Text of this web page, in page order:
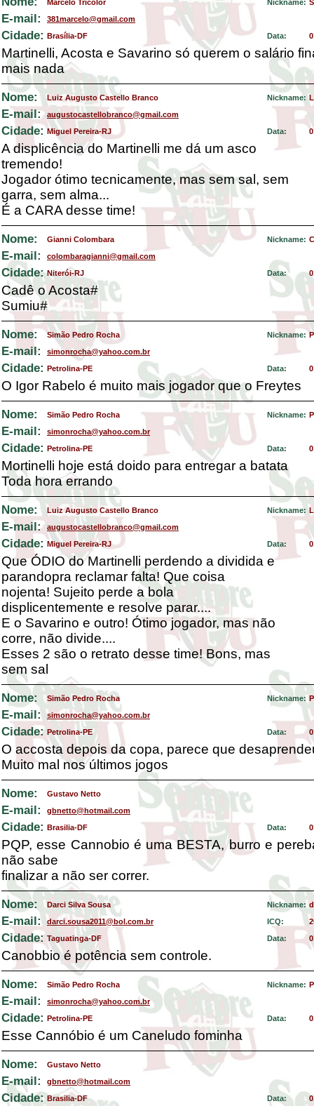
Marcelo Tricolor Nickname:
E-mail: 381marcelo@gmail.com
Cidade: Brasília-DF Data:
Martinelli, Acosta e Savarino só querem o salário
mais nada
Nome: Luiz Augusto Castello Branco Nickname:
E-mail: augustocastellobranco@gmail.com
Cidade: Miguel Pereira-RJ Data:
A displicência do Martinelli me dá um asco
tremendo!
Jogador ótimo tecnicamente, mas sem sal, sem
garra, sem alma...
É a CARA desse time!
Nome: Gianni Colombara Nickname:
E-mail: colombaragianni@gmail.com
Cidade: Niterói-RJ Data:
Cadê o Acosta#
Sumiu#
Nome: Simão Pedro Rocha Nickname:
E-mail: simonrocha@yahoo.com.br
Cidade: Petrolina-PE Data:
O Igor Rabelo é muito mais jogador que o Freytes
Nome: Simão Pedro Rocha Nickname:
E-mail: simonrocha@yahoo.com.br
Cidade: Petrolina-PE Data:
Mortinelli hoje está doido para entregar a batata
Toda hora errando
Nome: Luiz Augusto Castello Branco Nickname:
E-mail: augustocastellobranco@gmail.com
Cidade: Miguel Pereira-RJ Data:
Que ÓDIO do Martinelli perdendo a dividida e
parandopra reclamar falta! Que coisa
nojenta! Sujeito perde a bola
displicentemente e resolve parar....
E o Savarino e outro! Ótimo jogador, mas não
corre, não divide....
Esses 2 são o retrato desse time! Bons, mas
sem sal
Nome: Simão Pedro Rocha Nickname:
E-mail: simonrocha@yahoo.com.br
Cidade: Petrolina-PE Data:
O accosta depois da copa, parece que
Muito mal nos últimos jogos
Nome: Gustavo Netto
E-mail: gbnetto@hotmail.com
Cidade: Brasilia-DF Data:
PQP, esse Cannobio é uma BESTA, burro e
não sabe
finalizar a não ser correr.
Nome: Darci Silva Sousa Nickname:
E-mail: darci.sousa2011@bol.com.br ICQ:
Cidade: Taguatinga-DF Data:
Canobbio é potência sem controle.
Nome: Simão Pedro Rocha Nickname:
E-mail: simonrocha@yahoo.com.br
Cidade: Petrolina-PE Data:
Esse Cannóbio é um Caneludo fominha
Nome: Gustavo Netto
E-mail: gbnetto@hotmail.com
Cidade: Brasilia-DF Data: